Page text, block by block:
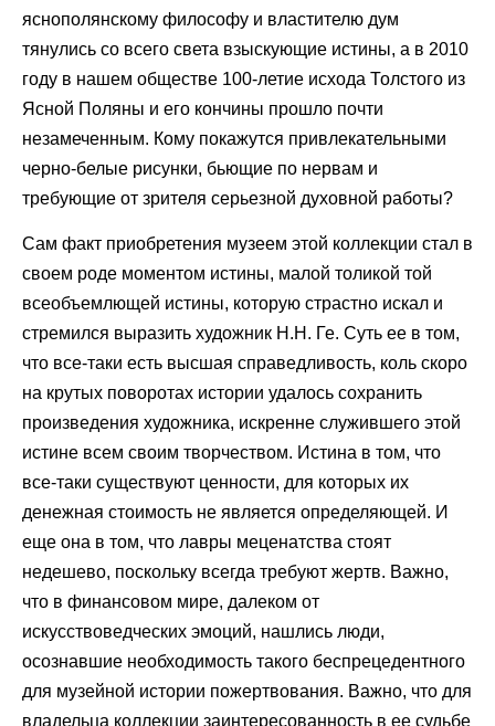
яснополянскому философу и властителю дум
тянулись со всего света взыскующие истины, а в 2010
году в нашем обществе 100-летие исхода Толстого из
Ясной Поляны и его кончины прошло почти
незамеченным. Кому покажутся привлекательными
черно-белые рисунки, бьющие по нервам и
требующие от зрителя серьезной духовной работы?
Сам факт приобретения музеем этой коллекции стал в
своем роде моментом истины, малой толикой той
всеобъемлющей истины, которую страстно искал и
стремился выразить художник Н.Н. Ге. Суть ее в том,
что все-таки есть высшая справедливость, коль скоро
на крутых поворотах истории удалось сохранить
произведения художника, искренне служившего этой
истине всем своим творчеством. Истина в том, что
все-таки существуют ценности, для которых их
денежная стоимость не является определяющей. И
еще она в том, что лавры меценатства стоят
недешево, поскольку всегда требуют жертв. Важно,
что в финансовом мире, далеком от
искусствоведческих эмоций, нашлись люди,
осознавшие необходимость такого беспрецедентного
для музейной истории пожертвования. Важно, что для
владельца коллекции заинтересованность в ее судьбе